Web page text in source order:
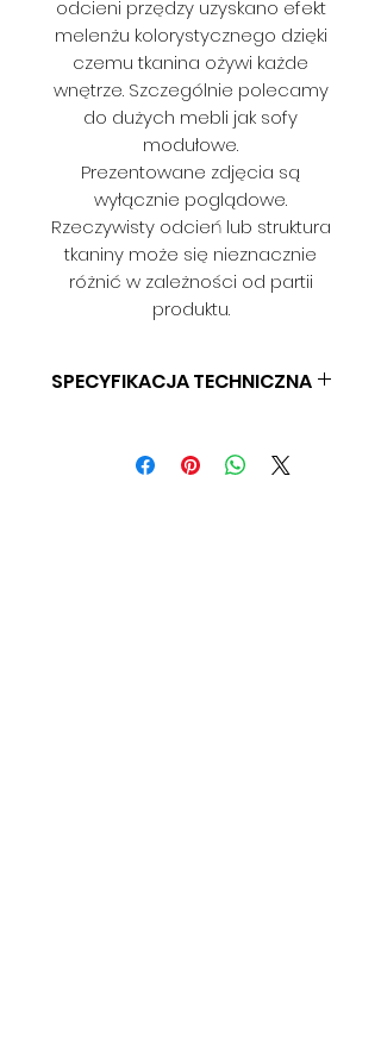
odcieni przędzy uzyskano efekt
melenżu kolorystycznego dzięki
czemu tkanina ożywi każde
wnętrze. Szczególnie polecamy
do dużych mebli jak sofy
modułowe.
Prezentowane zdjęcia są
wyłącznie poglądowe.
Rzeczywisty odcień lub struktura
tkaniny może się nieznacznie
różnić w zależności od partii
produktu.
SPECYFIKACJA TECHNICZNA
GRAMATURA: 330 G/M2
SZEROKOŚĆ: 140 CM